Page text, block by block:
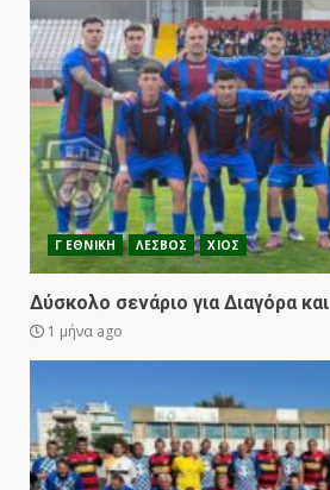
Γ ΕΘΝΙΚΗ ΛΕΣΒΟΣ ΧΙΟΣ
Δύσκολο σενάριο για Διαγόρα
1 μήνα ago